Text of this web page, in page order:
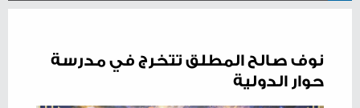
نوف صالح المطلق تتخرج في مدرسة
حوار الدولية